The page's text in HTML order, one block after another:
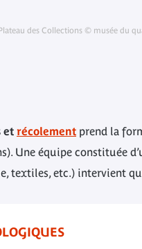
des Collections © musée du
et récolement prend la
Une équipe constituée
textiles, etc.) intervient